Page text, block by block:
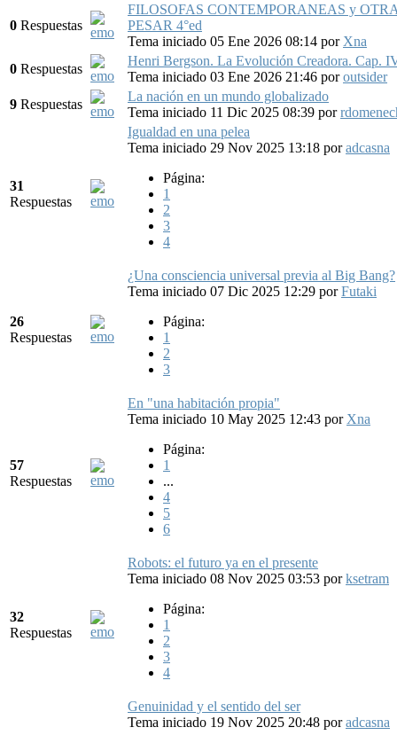
0 Respuestas
FILOSOFAS CONTEMPORANEAS y
PESAR 4°ed
Tema iniciado 05 Ene 2026 08:14 por Xna
0 Respuestas
Henri Bergson. La Evolución Creadora. Cap.
Tema iniciado 03 Ene 2026 21:46 poroutsider
9 Respuestas
La nación en un mundo globalizado
Tema iniciado 11 Dic 2025 08:39 por
31
Respuestas
Igualdad en una pelea
Tema iniciado 29 Nov 2025 13:18 poradcasna
Página:
1
2
3
4
26
Respuestas
¿Una consciencia universal previa al Big Bang?
Tema iniciado 07 Dic 2025 12:29 porFutaki
Página:
1
2
3
57
Respuestas
En "una habitación propia"
Tema iniciado 10 May 2025 12:43 por Xna
Página:
1
...
4
5
6
32
Respuestas
Robots: el futuro ya en el presente
Tema iniciado 08 Nov 2025 03:53 porksetram
Página:
1
2
3
4
Genuinidad y el sentido del ser
Tema iniciado 19 Nov 2025 20:48 poradcasna